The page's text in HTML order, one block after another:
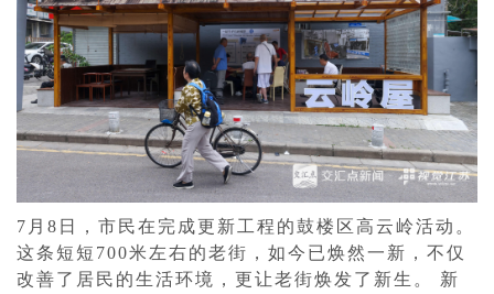
7月8日，市民在完成更新工程的鼓楼区高云岭活动。
这条短短700米左右的老街，如今已焕然一新，不仅
改善了居民的生活环境，更让老街焕发了新生。 新